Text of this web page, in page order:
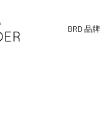
BRD 品牌